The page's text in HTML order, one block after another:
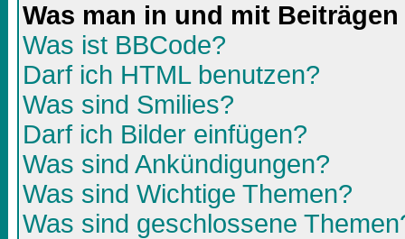
Was man in und mit
Was ist BBCode?
Darf ich HTML benutzen?
Was sind Smilies?
Darf ich Bilder einfügen?
Was sind Ankündigungen?
Was sind Wichtige Themen?
Was sind geschlossene